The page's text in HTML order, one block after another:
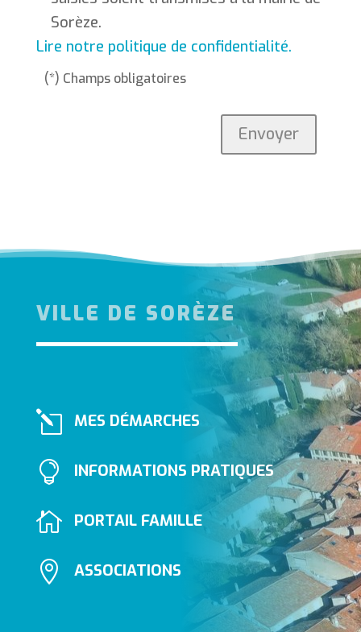
Sorèze.
Lire notre politique de confidentialité.
(*) Champs obligatoires
VILLE DE SORÈZE
l MES DÉMARCHES
 INFORMATIONS PRATIQUES
 PORTAIL FAMILLE
 ASSOCIATIONS